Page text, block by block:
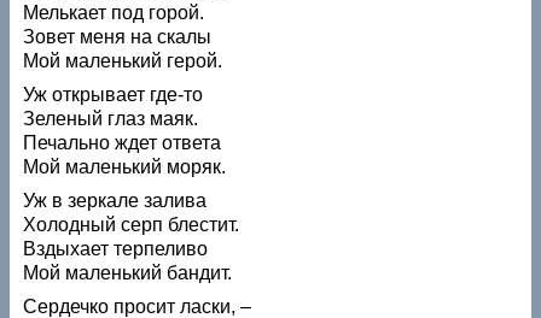
Мелькает под горой.
Зовет меня на скалы
Мой маленький герой.
Уж открывает где-то
Зеленый глаз маяк.
Печально ждет ответа
Мой маленький моряк.
Уж в зеркале залива
Холодный серп блестит.
Вздыхает терпеливо
Мой маленький бандит.
Сердечко просит ласки, –